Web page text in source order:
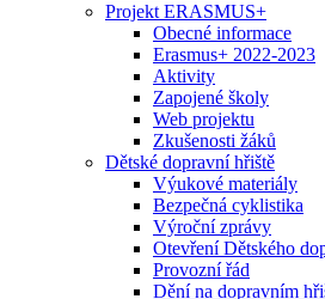
Projekt ERASMUS+
Obecné informace
Erasmus+ 2022-2023
Aktivity
Zapojené školy
Web projektu
Zkušenosti žáků
Dětské dopravní hřiště
Výukové materiály
Bezpečná cyklistika
Výroční zprávy
Otevření Dětského
Provozní řád
Dění na dopravním